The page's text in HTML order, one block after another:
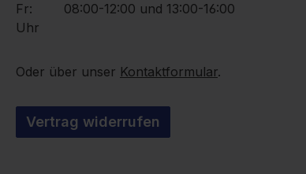
Fr: 08:00-12:00 und 13:00-16:00
Uhr
Oder über unser Kontaktformular.
Vertrag widerrufen